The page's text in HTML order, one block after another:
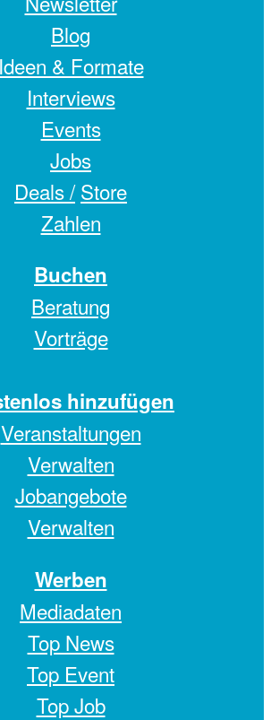
Blog
Ideen & Formate
Interviews
Events
Jobs
Deals / Store
Zahlen
Buchen
Beratung
Vorträge
hinzufügen
Veranstaltungen
Verwalten
Jobangebote
Verwalten
Werben
Mediadaten
Top News
Top Event
Top Job